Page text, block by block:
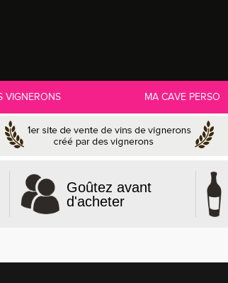
VIGNERONS MA CAVE PERSO
Goûtez avant
d'acheter